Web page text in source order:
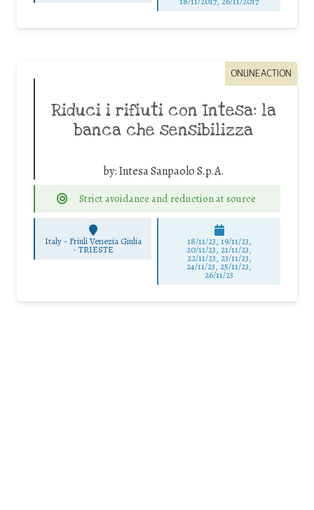
ONLINE ACTION
Riduci i rifiuti con Intesa: la
banca che sensibilizza
by:Intesa Sanpaolo S.p.A.
Strict avoidance and reduction at source
Italy - Friuli Venezia Giulia
- TRIESTE
18/11/23, 19/11/23,
20/11/23, 21/11/23,
22/11/23, 23/11/23,
24/11/23, 25/11/23,
26/11/23